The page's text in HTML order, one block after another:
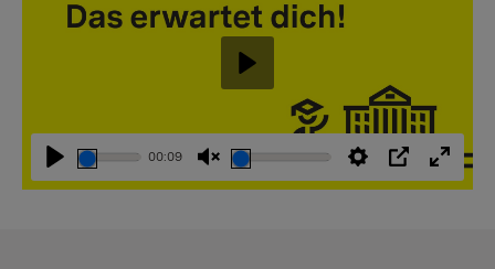
Abspielen
00:09
StummschaltungEinstellungen
PIP
Abspielen